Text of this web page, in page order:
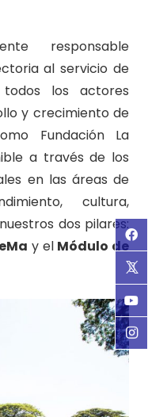
responsable
al servicio de
todos los actores
y crecimiento de
Fundación La
a través de los
en las áreas de
cultura,
dos pilares:
y el Módulo de